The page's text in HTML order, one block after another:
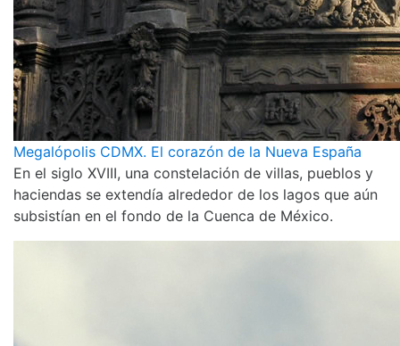
Megalópolis CDMX. El corazón de la Nueva España
En el siglo XVIII, una constelación de villas, pueblos y
haciendas se extendía alrededor de los lagos que aún
subsistían en el fondo de la Cuenca de México.